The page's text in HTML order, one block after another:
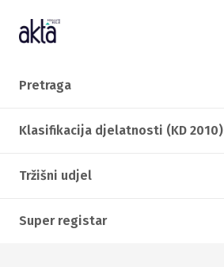
Pretraga
Klasifikacija djelatnosti (KD 2010)
Tržišni udjel
Super registar